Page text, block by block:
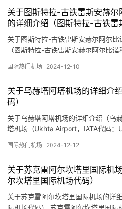
南部的阿巴斯港市…
关于图斯特拉-古铁雷斯安赫尔
的详细介绍（图斯特拉-古铁雷
国际机场代码）
关于图斯特拉-古铁雷斯安赫尔阿尔
（图斯特拉-古铁雷斯安赫尔阿尔比
International Airport，IATA代码：
周边…
国际热门机场 2024-12-10
关于乌赫塔阿塔机场的详细介
码）
关于乌赫塔阿塔机场的详细介绍（乌
塔机场（Ukhta Airport，IATA代码：
机场的详细介绍： 基本信息 地理位
米共和国的一个重要工业城市，以石
国际热门机场 2024-12-12
关于苏克雷阿尔坎塔里国际机
尔坎塔里国际机场代码）
关于苏克雷阿尔坎塔里国际机场的详
际机场代码） 苏克雷阿尔坎塔里国